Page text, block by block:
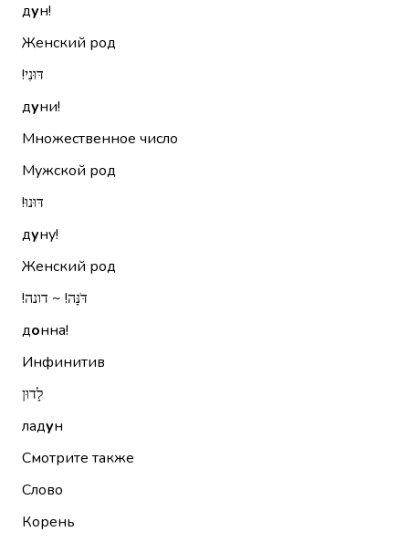
дун!
Женский род
דּוּנִי!‏
дуни!
Множественное число
Мужской род
דּוּנוּ!‏
дуну!
Женский род
דֹּנָּה!‏ ~ דונה!‏
донна!
Инфинитив
לָדוּן
ладун
Смотрите также
Слово
Корень